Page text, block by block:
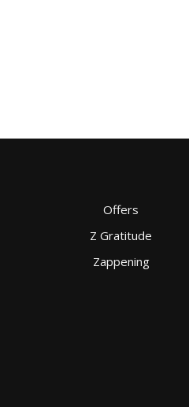
Offers
Z Gratitude
Zappening